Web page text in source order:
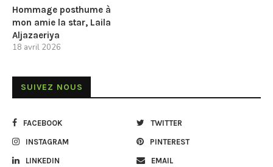
Hommage posthume à
mon amie la star, Laila
Aljazaeriya
18 avril 2026
SUIVEZ NOUS
FACEBOOK TWITTER
INSTAGRAM PINTEREST
LINKEDIN EMAIL